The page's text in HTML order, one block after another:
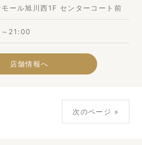
モール旭川西1F センターコート前
21:00
店舗情報へ
次のページ »